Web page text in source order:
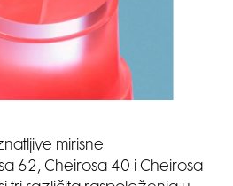
mirisne
62, Cheirosa 40 i Cheirosa